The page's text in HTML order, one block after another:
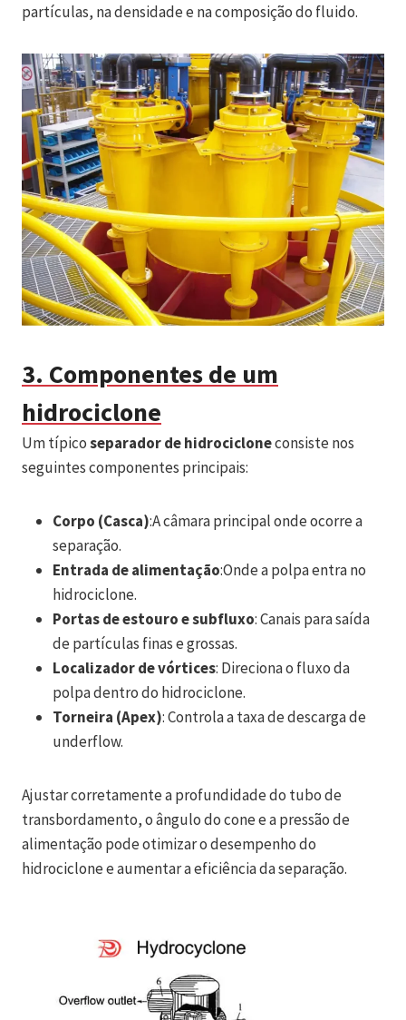
partículas, na densidade e na composição do fluido.
3. Componentes de um
hidrociclone
Um típicoseparador de hidrocicloneconsiste nos
seguintes componentes principais:
Corpo (Casca):A câmara principal onde ocorre a
separação.
Entrada de alimentação:Onde a polpa entra no
hidrociclone.
Portas de estouro e subfluxo: Canais para saída
de partículas finas e grossas.
Localizador de vórtices: Direciona o fluxo da
polpa dentro do hidrociclone.
Torneira (Apex): Controla a taxa de descarga de
underflow.
Ajustar corretamente a profundidade do tubo de
transbordamento, o ângulo do cone e a pressão de
alimentação pode otimizar o desempenho do
hidrociclone e aumentar a eficiência da separação.